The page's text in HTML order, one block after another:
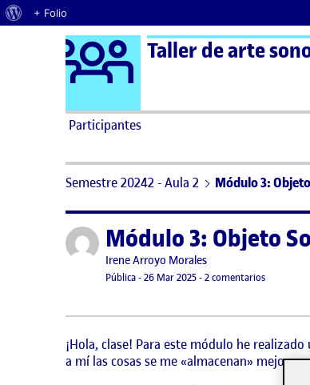
Acerca de WordPress
+ Folio
Saltar al contenido Logo Ágora
Taller de arte
Participantes
Semestre 20242 - Aula 2 Módulo 3:
Publicado porMódulo 3: Objeto
Publicado por
Irene Arroyo Morales
Visibilidad:
Pública-Fecha de publicación
26 Mar 202523 febrero, 2026 10:39 pm
-2 comentariosen Módulo
¡Hola, clase! Para este módulo he
a mí las cosas se me «almacenan» mejor